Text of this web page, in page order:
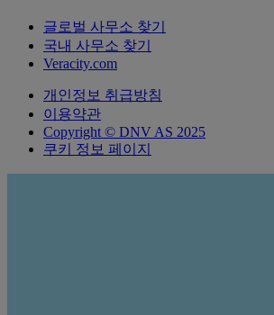
글로벌 사무소 찾기
국내 사무소 찾기
Veracity.com
개인정보 취급방침
이용약관
Copyright © DNV AS 2025
쿠키 정보 페이지